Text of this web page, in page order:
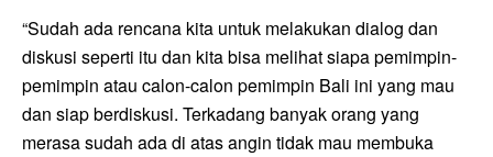
“Sudah ada rencana kita untuk melakukan dialog dan
diskusi seperti itu dan kita bisa melihat siapa pemimpin-
pemimpin atau calon-calon pemimpin Bali ini yang mau
dan siap berdiskusi. Terkadang banyak orang yang
merasa sudah ada di atas angin tidak mau membuka